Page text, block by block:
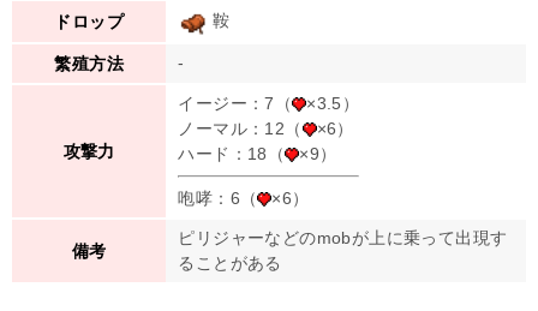
ドロップ 鞍
繁殖方法 -
攻撃力
イージー：7（
×3.5）
ノーマル：12（
×6）
ハード：18（
×9）
咆哮：6（ ×6）
備考
ピリジャーなどのmobが上に乗って出現す
ることがある